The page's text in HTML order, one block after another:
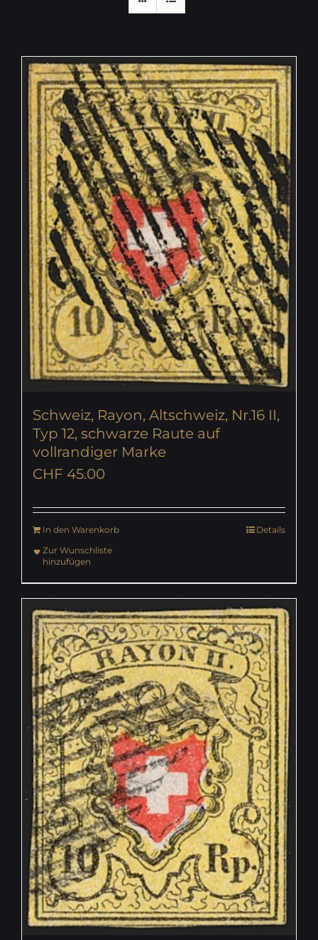
Schweiz, Rayon, Altschweiz, Nr.16 II,
Typ 12, schwarze Raute auf
vollrandiger Marke
CHF 45.00
In den Warenkorb
Details
Zur Wunschliste
hinzufügen